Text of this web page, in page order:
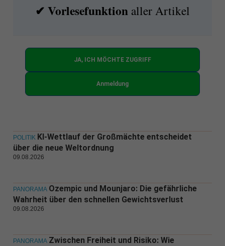
✔Vorlesefunktion aller Artikel
JA, ICH MÖCHTE ZUGRIFF
Anmeldung
POLITIK KI-Wettlauf der Großmächte entscheidet
über die neue Weltordnung
09.08.2026
PANORAMA Ozempic und Mounjaro: Die gefährliche
Wahrheit über den schnellen Gewichtsverlust
09.08.2026
PANORAMA Zwischen Freiheit und Risiko: Wie